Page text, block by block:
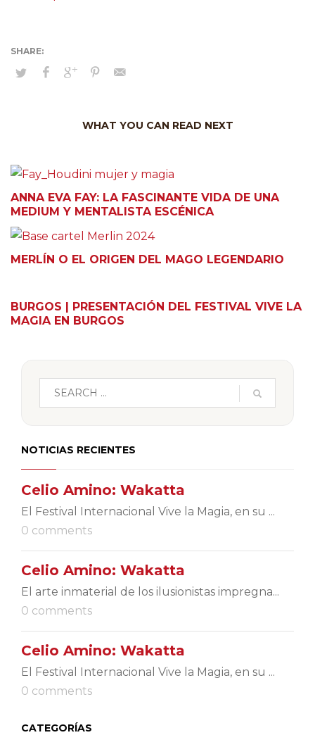
WHAT YOU CAN READ NEXT
ANNA EVA FAY: LA FASCINANTE VIDA DE UNA
MEDIUM Y MENTALISTA ESCÉNICA
MERLÍN O EL ORIGEN DEL MAGO LEGENDARIO
BURGOS | PRESENTACIÓN DEL FESTIVAL VIVE LA
MAGIA EN BURGOS
NOTICIAS RECIENTES
Celio Amino: Wakatta
El Festival Internacional Vive la Magia, en su ...
0 comments
Celio Amino: Wakatta
El arte inmaterial de los ilusionistas impregna...
0 comments
Celio Amino: Wakatta
El Festival Internacional Vive la Magia, en su ...
0 comments
CATEGORÍAS